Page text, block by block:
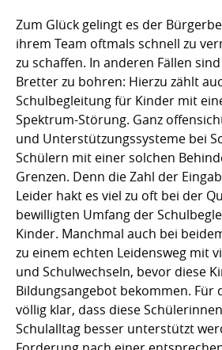
Zum Glück gelingt es der
ihrem Team oftmals schnell zu
zu schaffen. In anderen Fällen
Bretter zu bohren: Hierzu zählt
Schulbegleitung für Kinder mit
Spektrum-Störung. Ganz
und Unterstützungssysteme bei
Schülern mit einer solchen
Grenzen. Denn die Zahl der
Leider hakt es viel zu oft bei der
bewilligten Umfang der
Kinder. Manchmal auch bei
zu einem echten Leidensweg mit
und Schulwechseln, bevor diese
Bildungsangebot bekommen. Für
völlig klar, dass diese
Schulalltag besser unterstützt